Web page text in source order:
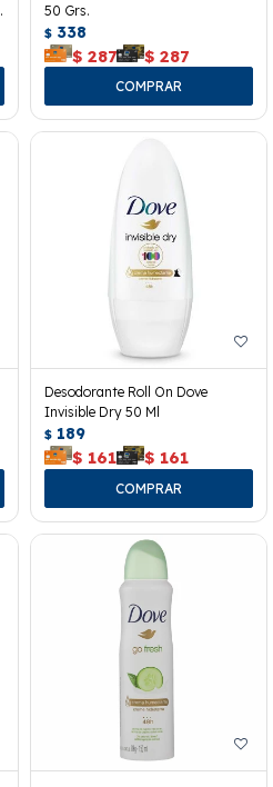
50 Grs.
$ 338
$ 287 $ 287
Desodorante Roll On Dove
Invisible Dry 50 Ml
$ 189
$ 161 $ 161